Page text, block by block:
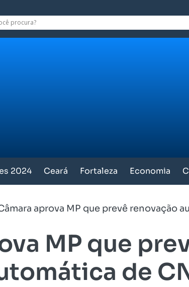
2024 Ceará Fortaleza Economia
aprova MP que prevê renovação
MP que
de